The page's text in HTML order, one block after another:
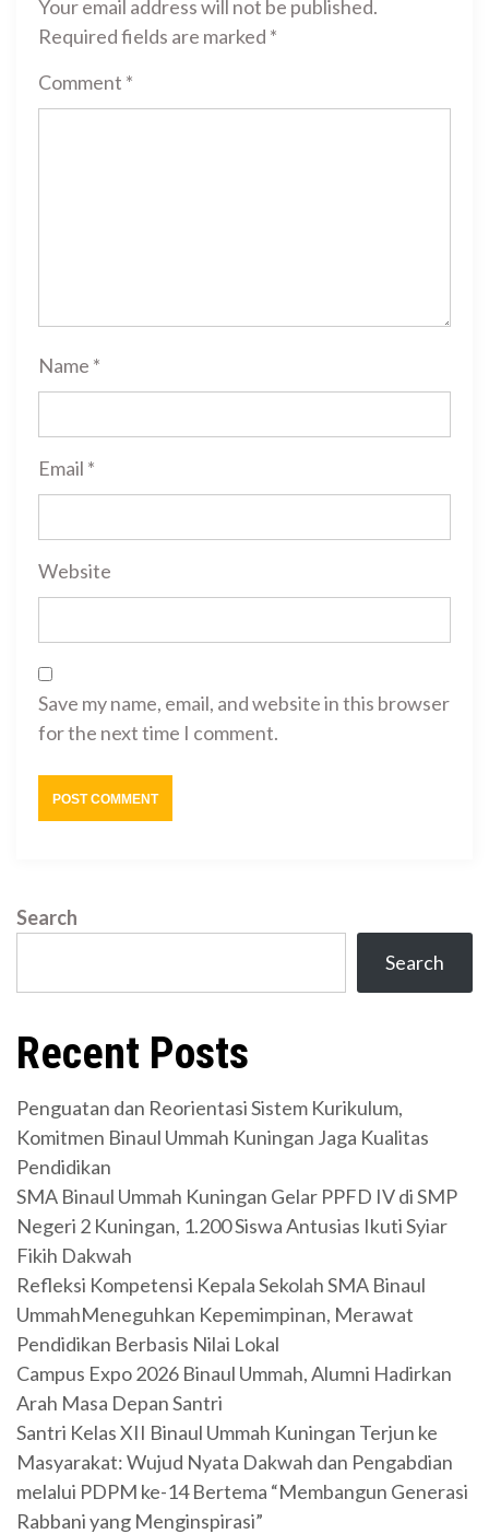
Your email address will not be published.
Required fields are marked *
Comment *
Name *
Email *
Website
Save my name, email, and website in this browser
for the next time I comment.
Search
Search
Recent Posts
Penguatan dan Reorientasi Sistem Kurikulum,
Komitmen Binaul Ummah Kuningan Jaga Kualitas
Pendidikan
SMA Binaul Ummah Kuningan Gelar PPFD IV di SMP
Negeri 2 Kuningan, 1.200 Siswa Antusias Ikuti Syiar
Fikih Dakwah
Refleksi Kompetensi Kepala Sekolah SMA Binaul
UmmahMeneguhkan Kepemimpinan, Merawat
Pendidikan Berbasis Nilai Lokal
Campus Expo 2026 Binaul Ummah, Alumni Hadirkan
Arah Masa Depan Santri
Santri Kelas XII Binaul Ummah Kuningan Terjun ke
Masyarakat: Wujud Nyata Dakwah dan Pengabdian
melalui PDPM ke-14 Bertema “Membangun Generasi
Rabbani yang Menginspirasi”